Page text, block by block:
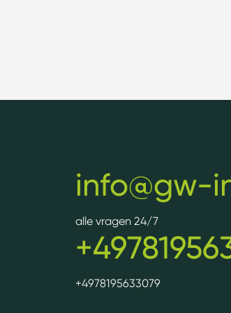
info@gw-
alle vragen 24/7
+4978195633079